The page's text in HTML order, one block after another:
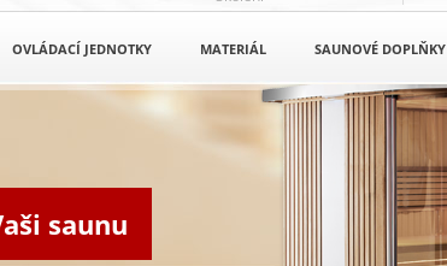
saunu
OVLÁDACÍ JEDNOTKY MATERIÁL SAUNOVÉ DOPLŇKY